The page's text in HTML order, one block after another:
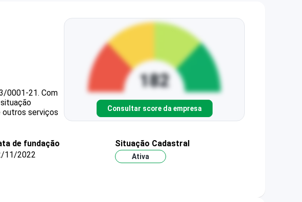
0001-21. Com
outros serviços
Consultar score da empresa
de fundação
11/2022
Situação Cadastral
Ativa